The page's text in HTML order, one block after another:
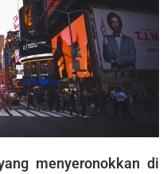
menyeronokkan di